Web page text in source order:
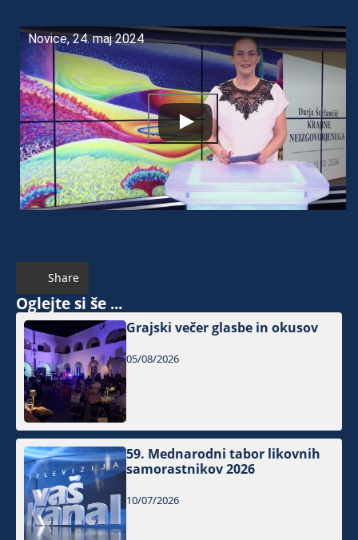
Novice, 24. maj 2024
Share
Oglejte si še ...
Grajski večer glasbe in okusov
05/08/2026
59. Mednarodni tabor likovnih
samorastnikov 2026
10/07/2026